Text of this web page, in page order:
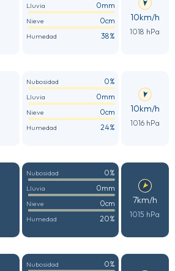
Lluvia 0mm
Nieve 0cm
Humedad 38%
10km/h
1018 hPa
Nubosidad 0%
Lluvia 0mm
Nieve 0cm
Humedad 24%
10km/h
1016 hPa
Nubosidad 0%
Lluvia 0mm
Nieve 0cm
Humedad 20%
7km/h
1015 hPa
Nubosidad 0%